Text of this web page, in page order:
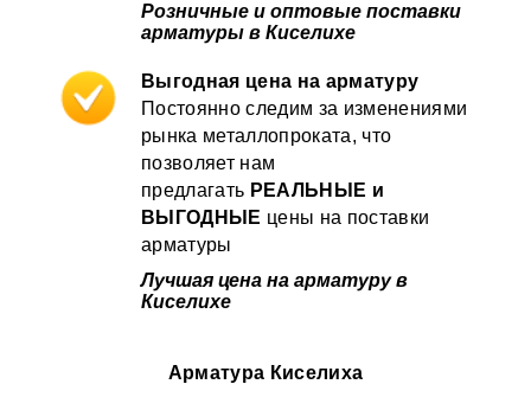
Розничные и оптовые поставки
арматуры в Киселихе
Выгодная цена на арматуру
Постоянно следим за изменениями
рынка металлопроката, что
позволяет нам
предлагать РЕАЛЬНЫЕ и
ВЫГОДНЫЕ цены на поставки
арматуры
Лучшая цена на арматуру в
Киселихе
Арматура Киселиха